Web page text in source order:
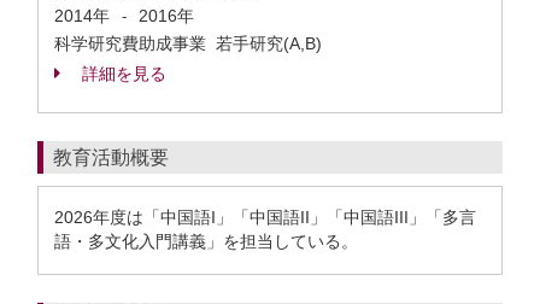
2014年
-
2016年
科学研究費助成事業 若手研究(A,B)
詳細を見る
教育活動概要
2026年度は「中国語I」「中国語II」「中国語III」「多言
語・多文化入門講義」を担当している。